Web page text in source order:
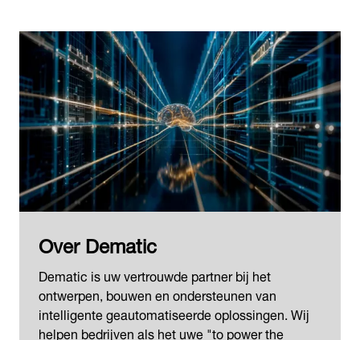
Over Dematic
Dematic is uw vertrouwde partner bij het
ontwerpen, bouwen en ondersteunen van
intelligente geautomatiseerde oplossingen. Wij
helpen bedrijven als het uwe "to power the